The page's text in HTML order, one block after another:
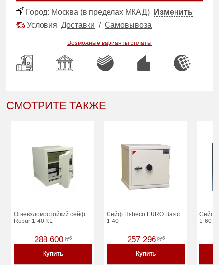
Город: Москва (в пределах МКАД)
Изменить
УсловияДоставки /Самовывоза
Возможные варианты оплаты
СМОТРИТЕ ТАКЖЕ
Огневзломостойкий сейф
Robur 1-40 KL
288 600 руб
Купить
Сейф Habeco EURO Basic
1-40
257 296 руб
Купить
Сейф
1-60